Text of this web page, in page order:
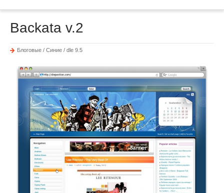
Backata v.2
Блоговые / Синие / dle 9.5